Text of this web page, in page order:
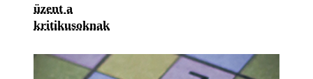
üzent a
kritikusoknak